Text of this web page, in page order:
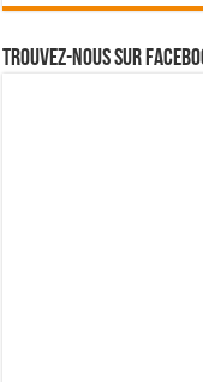
Trouvez-nous sur